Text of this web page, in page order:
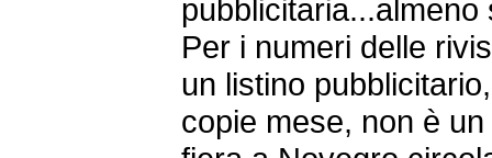
Per i numeri delle
un listino
copie mese, non è